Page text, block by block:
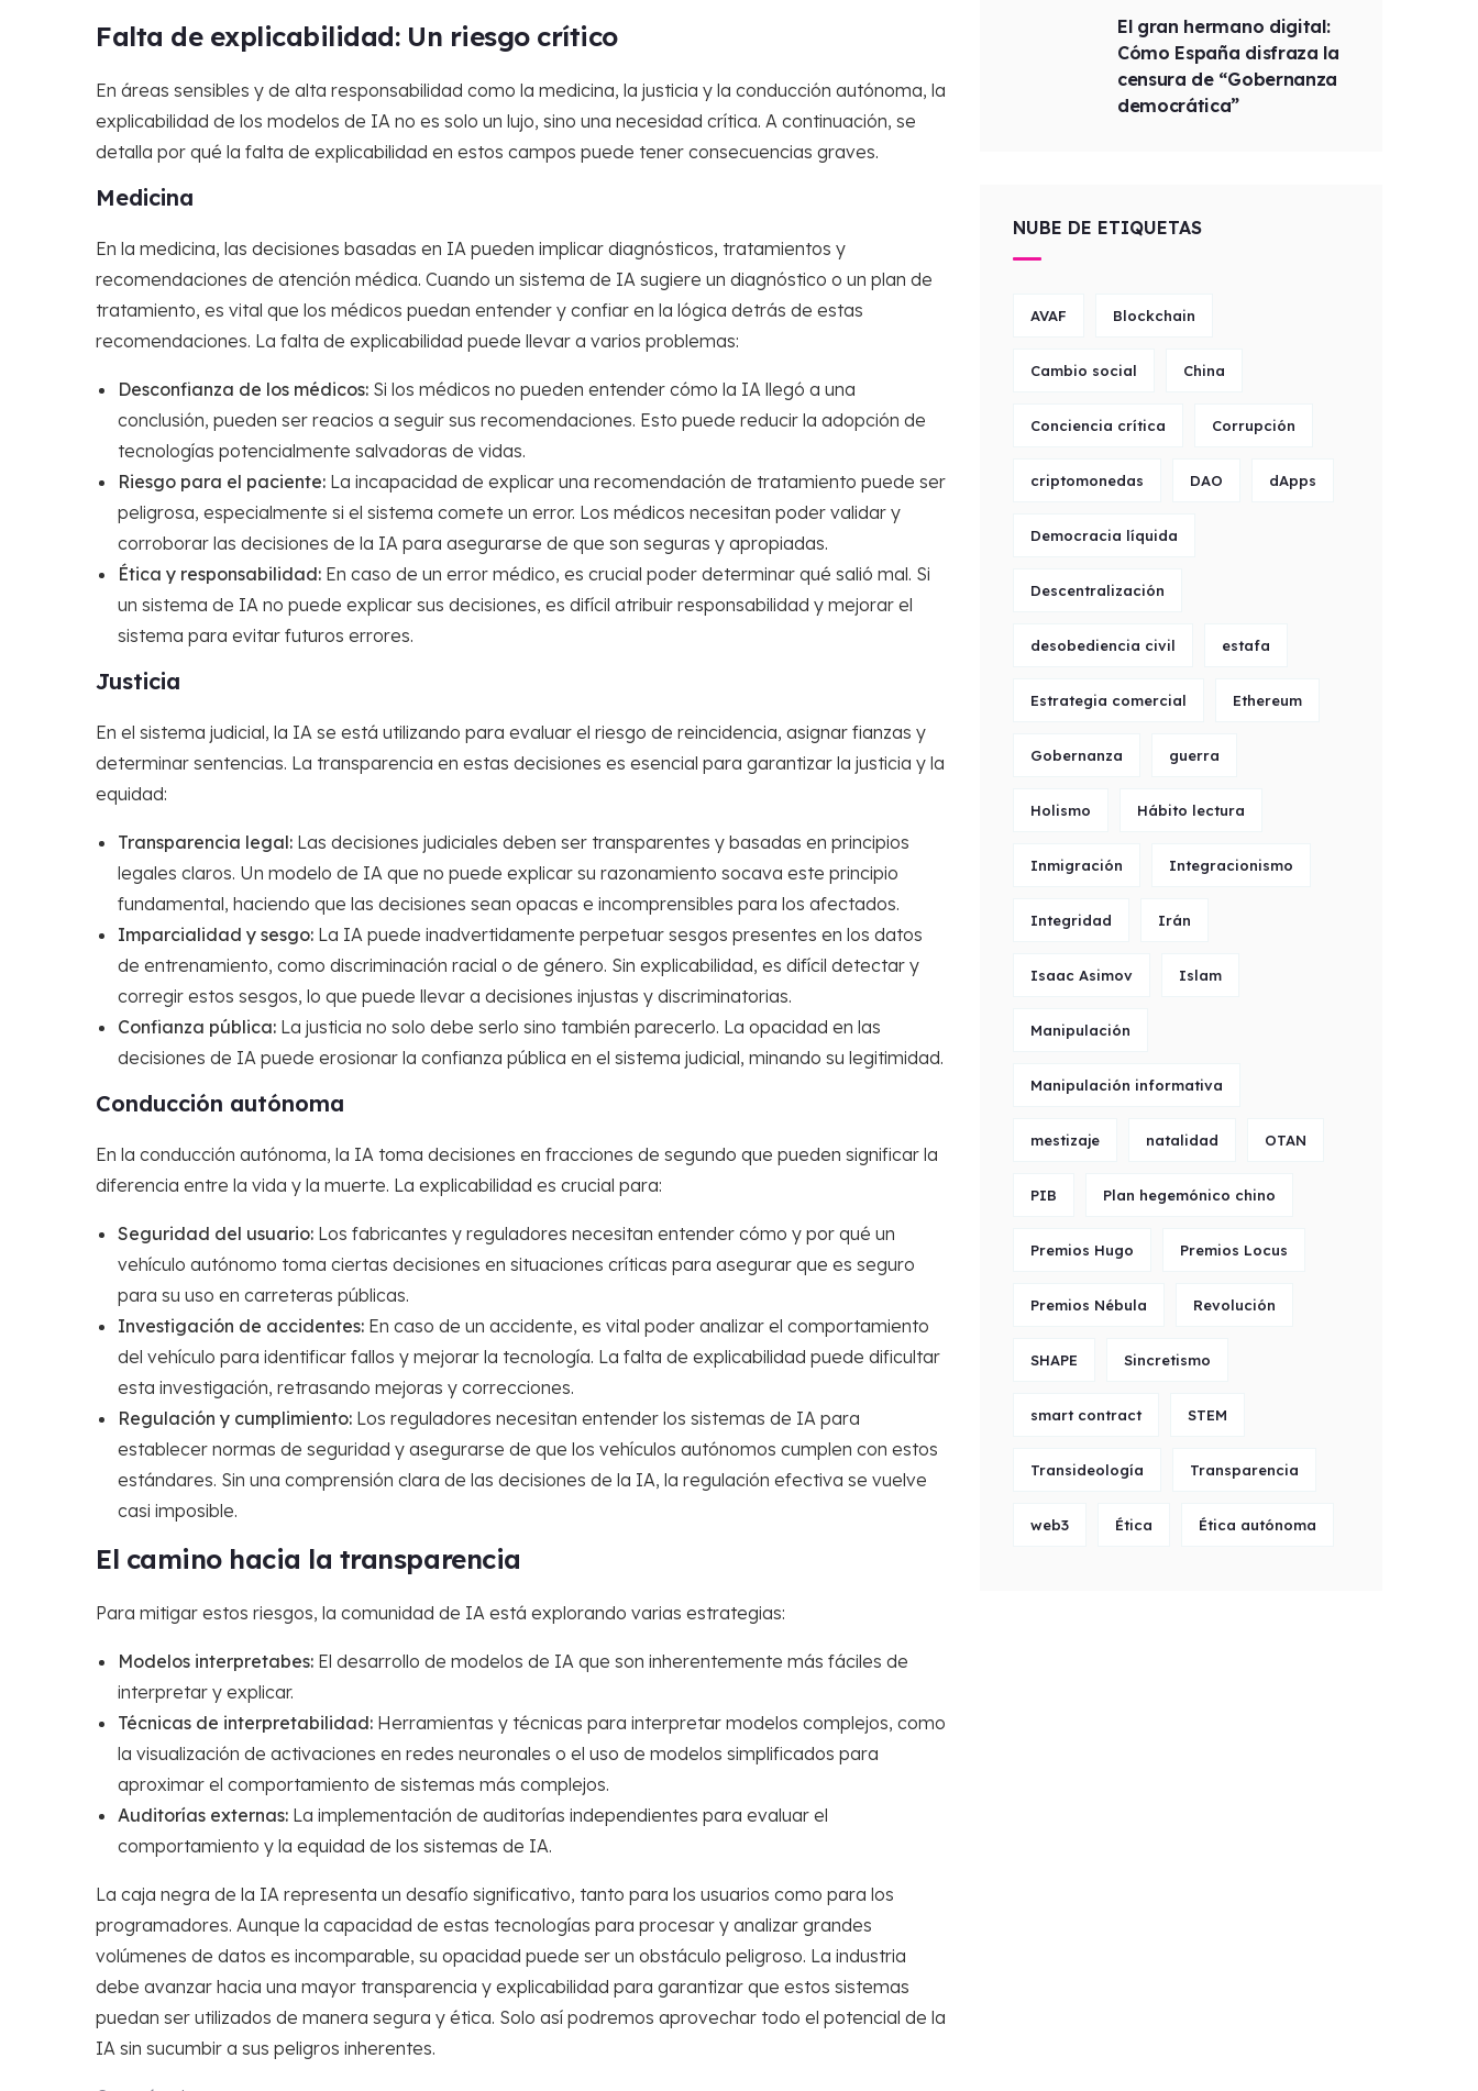
Falta de explicabilidad: Un riesgo crítico
En áreas sensibles y de alta responsabilidad como la medicina, la justicia y la conducción autónoma, la
explicabilidad de los modelos de IA no es solo un lujo, sino una necesidad crítica. A continuación, se
detalla por qué la falta de explicabilidad en estos campos puede tener consecuencias graves.
Medicina
En la medicina, las decisiones basadas en IA pueden implicar diagnósticos, tratamientos y
recomendaciones de atención médica. Cuando un sistema de IA sugiere un diagnóstico o un plan de
tratamiento, es vital que los médicos puedan entender y confiar en la lógica detrás de estas
recomendaciones. La falta de explicabilidad puede llevar a varios problemas:
Desconfianza de los médicos: Si los médicos no pueden entender cómo la IA llegó a una
conclusión, pueden ser reacios a seguir sus recomendaciones. Esto puede reducir la adopción de
tecnologías potencialmente salvadoras de vidas.
Riesgo para el paciente: La incapacidad de explicar una recomendación de tratamiento puede ser
peligrosa, especialmente si el sistema comete un error. Los médicos necesitan poder validar y
corroborar las decisiones de la IA para asegurarse de que son seguras y apropiadas.
Ética y responsabilidad: En caso de un error médico, es crucial poder determinar qué salió mal. Si
un sistema de IA no puede explicar sus decisiones, es difícil atribuir responsabilidad y mejorar el
sistema para evitar futuros errores.
Justicia
En el sistema judicial, la IA se está utilizando para evaluar el riesgo de reincidencia, asignar fianzas y
determinar sentencias. La transparencia en estas decisiones es esencial para garantizar la justicia y la
equidad:
Transparencia legal: Las decisiones judiciales deben ser transparentes y basadas en principios
legales claros. Un modelo de IA que no puede explicar su razonamiento socava este principio
fundamental, haciendo que las decisiones sean opacas e incomprensibles para los afectados.
Imparcialidad y sesgo: La IA puede inadvertidamente perpetuar sesgos presentes en los datos
de entrenamiento, como discriminación racial o de género. Sin explicabilidad, es difícil detectar y
corregir estos sesgos, lo que puede llevar a decisiones injustas y discriminatorias.
Confianza pública: La justicia no solo debe serlo sino también parecerlo. La opacidad en las
decisiones de IA puede erosionar la confianza pública en el sistema judicial, minando su legitimidad.
Conducción autónoma
En la conducción autónoma, la IA toma decisiones en fracciones de segundo que pueden significar la
diferencia entre la vida y la muerte. La explicabilidad es crucial para:
Seguridad del usuario: Los fabricantes y reguladores necesitan entender cómo y por qué un
vehículo autónomo toma ciertas decisiones en situaciones críticas para asegurar que es seguro
para su uso en carreteras públicas.
Investigación de accidentes: En caso de un accidente, es vital poder analizar el comportamiento
del vehículo para identificar fallos y mejorar la tecnología. La falta de explicabilidad puede dificultar
esta investigación, retrasando mejoras y correcciones.
Regulación y cumplimiento: Los reguladores necesitan entender los sistemas de IA para
establecer normas de seguridad y asegurarse de que los vehículos autónomos cumplen con estos
estándares. Sin una comprensión clara de las decisiones de la IA, la regulación efectiva se vuelve
casi imposible.
El camino hacia la transparencia
Para mitigar estos riesgos, la comunidad de IA está explorando varias estrategias:
Modelos interpretabes: El desarrollo de modelos de IA que son inherentemente más fáciles de
interpretar y explicar.
Técnicas de interpretabilidad: Herramientas y técnicas para interpretar modelos complejos, como
la visualización de activaciones en redes neuronales o el uso de modelos simplificados para
aproximar el comportamiento de sistemas más complejos.
Auditorías externas: La implementación de auditorías independientes para evaluar el
comportamiento y la equidad de los sistemas de IA.
La caja negra de la IA representa un desafío significativo, tanto para los usuarios como para los
programadores. Aunque la capacidad de estas tecnologías para procesar y analizar grandes
volúmenes de datos es incomparable, su opacidad puede ser un obstáculo peligroso. La industria
debe avanzar hacia una mayor transparencia y explicabilidad para garantizar que estos sistemas
puedan ser utilizados de manera segura y ética. Solo así podremos aprovechar todo el potencial de la
IA sin sucumbir a sus peligros inherentes.
El gran hermano digital:
Cómo España disfraza la
censura de “Gobernanza
democrática”
NUBE DE ETIQUETAS
AVAF Blockchain
Cambio social China
Conciencia crítica Corrupción
criptomonedas DAO dApps
Democracia líquida
Descentralización
desobediencia civil estafa
Estrategia comercial Ethereum
Gobernanza guerra
Holismo Hábito lectura
Inmigración Integracionismo
Integridad Irán
Isaac Asimov Islam
Manipulación
Manipulación informativa
mestizaje natalidad OTAN
PIB Plan hegemónico chino
Premios Hugo Premios Locus
Premios Nébula Revolución
SHAPE Sincretismo
smart contract STEM
Transideología Transparencia
web3 Ética Ética autónoma